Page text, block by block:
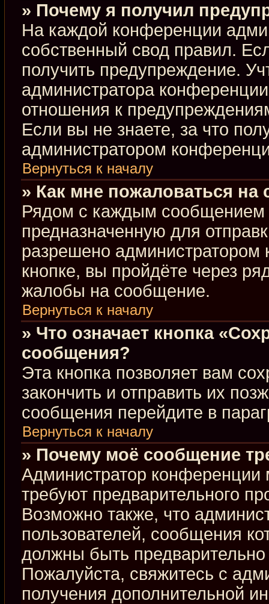
» Почему я получил
На каждой конференции
собственный свод правил.
получить предупреждение.
администратора
отношения к
Если вы не знаете, за что
администратором
Вернуться к началу
» Как мне пожаловаться
Рядом с каждым сообщением
предназначенную для
разрешено
кнопке, вы пройдёте через
жалобы на сообщение.
Вернуться к началу
» Что означает кнопка
сообщения?
Эта кнопка позволяет вам
закончить и отправить их
сообщения перейдите в
Вернуться к началу
» Почему моё сообщение
Администратор
требуют предварительного
Возможно также, что
пользователей, сообщения
должны быть
Пожалуйста, свяжитесь с
получения дополнительной